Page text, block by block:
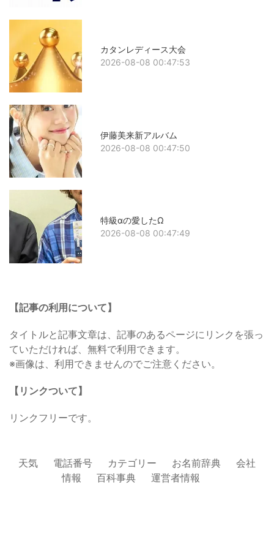
カタンレディース大会
2026-08-08 00:47:53
伊藤美来新アルバム
2026-08-08 00:47:50
特級αの愛したΩ
2026-08-08 00:47:49
【記事の利用について】
タイトルと記事文章は、記事のあるページにリンクを張っ
ていただければ、無料で利用できます。
※画像は、利用できませんのでご注意ください。
【リンクついて】
リンクフリーです。
天気 電話番号 カテゴリー お名前辞典
会社
情報
百科事典 運営者情報